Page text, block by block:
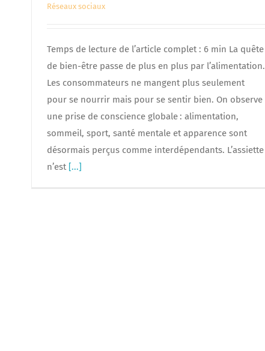
Réseaux sociaux
Temps de lecture de l’article complet : 6 min La quête
de bien-être passe de plus en plus par l’alimentation.
Les consommateurs ne mangent plus seulement
pour se nourrir mais pour se sentir bien. On observe
une prise de conscience globale : alimentation,
sommeil, sport, santé mentale et apparence sont
désormais perçus comme interdépendants. L’assiette
n’est [...]